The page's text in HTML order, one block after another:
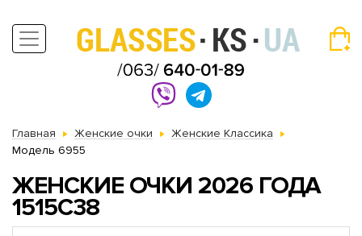
Главная Женские очки
Женские Классика
Модель 6955
ЖЕНСКИЕ ОЧКИ 2026 ГОДА
1515C38